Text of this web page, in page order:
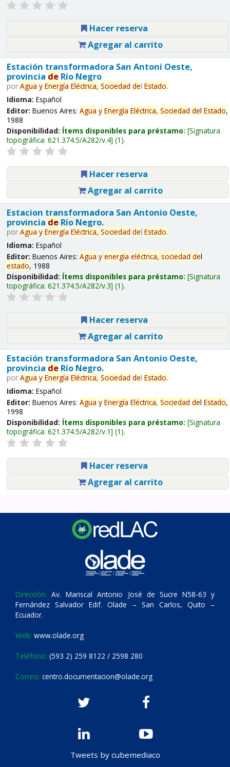
Hacer reserva
Agregar al carrito
Estación transformadora San Antoni Oeste,
provincia deRío Negro
por Agua y Energía Eléctrica, Sociedad del Estado.
Idioma: Español
Editor: Buenos Aires: Agua y Energía Eléctrica, Sociedad del Estado,
1988
Disponibilidad: Ítems disponibles para préstamo: Signatura
topográfica: 621.374.5/A282/v.4 (1).
Hacer reserva
Agregar al carrito
Estacion transformadora San Antonio Oeste,
provincia deRío Negro.
por Agua y Energía Eléctrica, Sociedad del Estado.
Idioma: Español
Editor: Buenos Aires: Agua y energía eléctrica, sociedad del
estado, 1988
Disponibilidad: Ítems disponibles para préstamo: Signatura
topográfica: 621.374.5/A282/v.3 (1).
Hacer reserva
Agregar al carrito
Estación transformadora San Antonio Oeste,
provincia deRío Negro.
por Agua y Energía Eléctrica, Sociedad del Estado.
Idioma: Español
Editor: Buenos Aires: Agua y Energía Eléctrica, Sociedad del Estado,
1998
Disponibilidad: Ítems disponibles para préstamo: Signatura
topográfica: 621.374.5/A282/v.1 (1).
Hacer reserva
Agregar al carrito
Dirección: Av. Mariscal Antonio José de Sucre N58-63 y
Fernández Salvador Edif. Olade – San Carlos, Quito –
Ecuador.
Web: www.olade.org
Teléfono: (593 2) 259 8122 / 2598 280
Correo: centro.documentacion@olade.org
Tweets by cubemediaco